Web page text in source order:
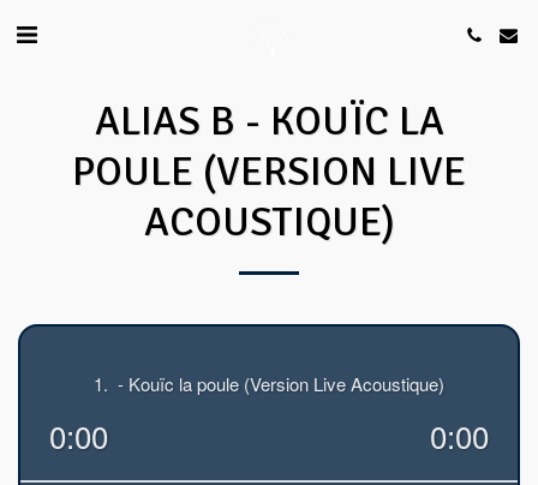
ALIAS B - KOUÏC LA
POULE (VERSION LIVE
ACOUSTIQUE)